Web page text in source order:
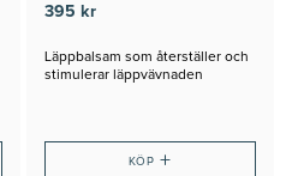
395 kr
Läppbalsam som återställer och
stimulerar läppvävnaden
KÖP +